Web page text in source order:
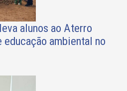
alunos ao Aterro
ambiental no